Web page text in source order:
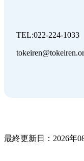
TEL:022-224-
最終更新日：2026年